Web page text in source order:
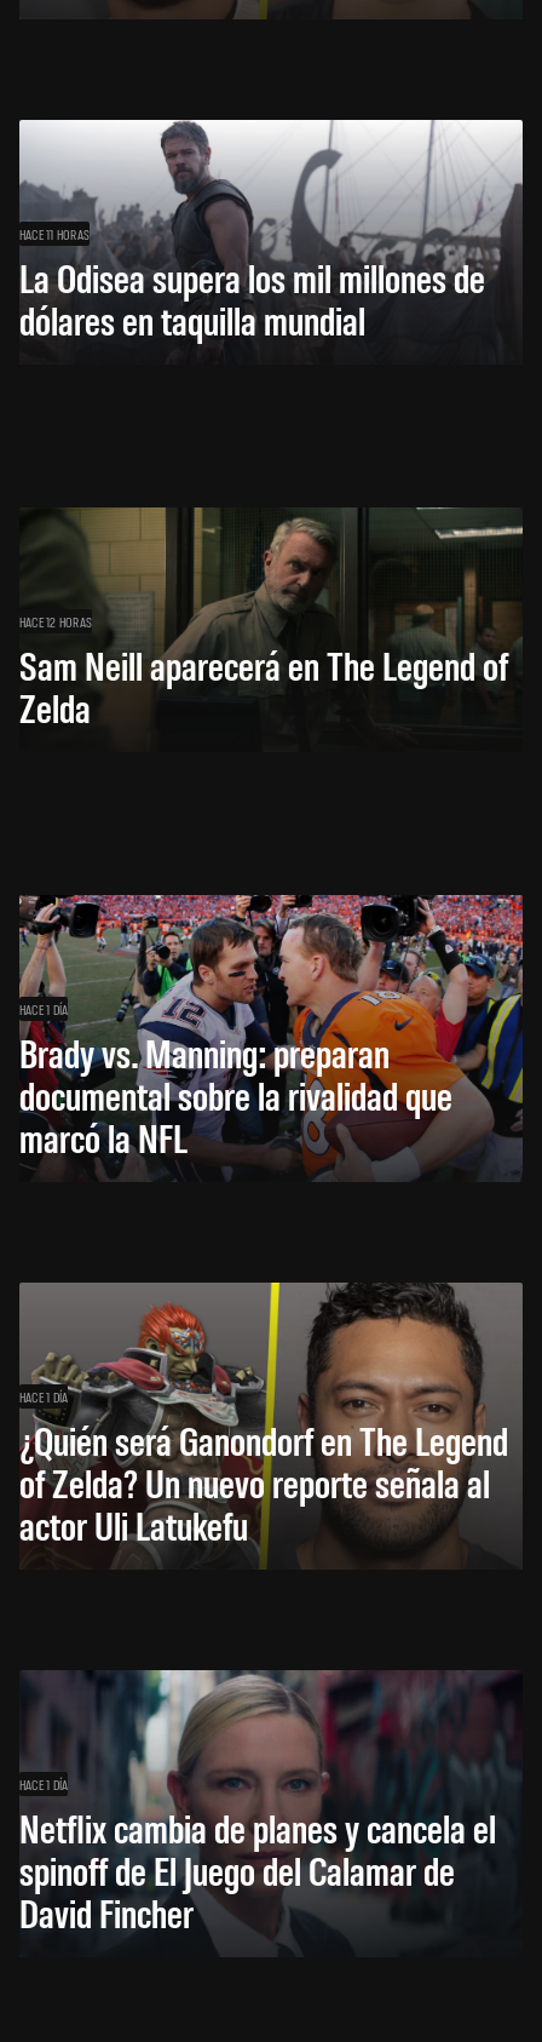
HACE 11 HORAS
La Odisea supera los mil millones de
dólares en taquilla mundial
HACE 12 HORAS
Sam Neill aparecerá en The Legend of
Zelda
HACE 1 DÍA
Brady vs. Manning: preparan
documental sobre la rivalidad que
marcó la NFL
HACE 1 DÍA
¿Quién será Ganondorf en The Legend
of Zelda? Un nuevo reporte señala al
actor Uli Latukefu
HACE 1 DÍA
Netflix cambia de planes y cancela el
spinoff de El Juego del Calamar de
David Fincher